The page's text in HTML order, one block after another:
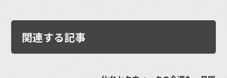
関連する記事